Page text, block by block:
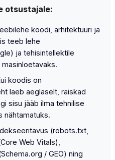
otsustajale:
koodi, arhitektuuri ja
teeb lehe
ja tehisintellektile
masinloetavaks.
koodis on
laeb aeglaselt, raiskad
sisu jääb ilma tehnilise
nähtamatuks.
(robots.txt,
Core Web Vitals),
Schema.org / GEO) ning